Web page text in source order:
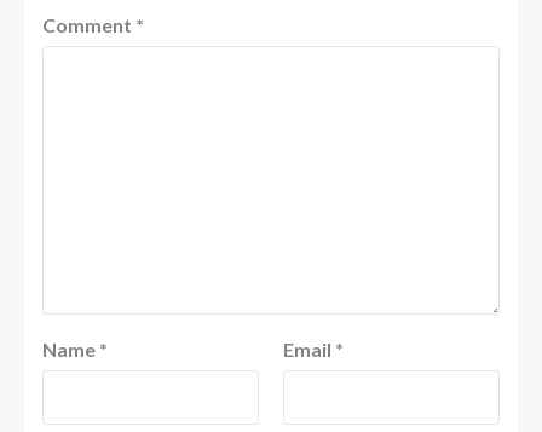
Comment *
Name * Email *